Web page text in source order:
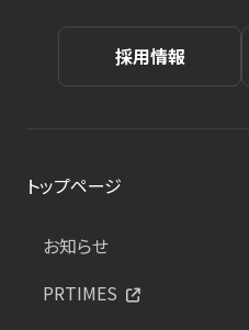
採用情報
トップページ
お知らせ
PRTIMES